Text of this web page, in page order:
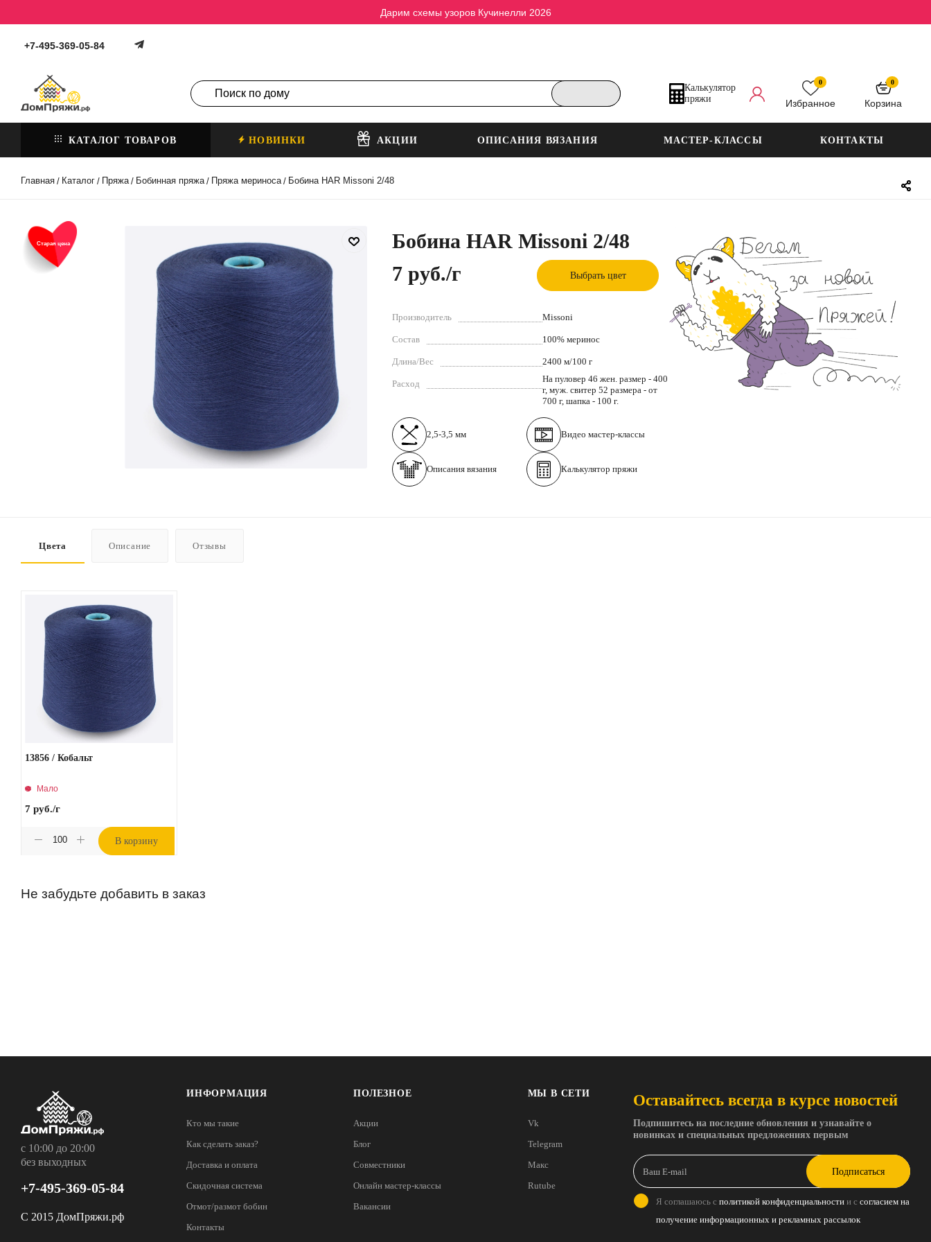
Дарим схемы узоров Кучинелли 2026
+7-495-369-05-84
Калькулятор
пряжи
Избранное
0
Корзина
0
КАТАЛОГ ТОВАРОВ НОВИНКИ АКЦИИ ОПИСАНИЯ ВЯЗАНИЯ МАСТЕР-КЛАССЫ КОНТАКТЫ
Главная / Каталог / Пряжа / Бобинная пряжа / Пряжа мериноса / Бобина HAR Missoni 2/48
Старая цена
Бобина HAR Missoni 2/48
7 руб./г Выбрать цвет
Производитель Missoni
Состав 100% меринос
Длина/Вес 2400 м/100 г
Расход
На пуловер 46 жен. размер - 400
г, муж. свитер 52 размера - от
700 г, шапка - 100 г.
2,5-3,5 мм Видео мастер-классы
Описания вязания Калькулятор пряжи
Цвета Описание Отзывы
13856 / Кобальт
Мало
7 руб./г
В корзину
Не забудьте добавить в заказ
с 10:00 до 20:00
без выходных
+7-495-369-05-84
С 2015 ДомПряжи.рф
ИНФОРМАЦИЯ
Кто мы такие
Как сделать заказ?
Доставка и оплата
Скидочная система
Отмот/размот бобин
Контакты
ПОЛЕЗНОЕ
Акции
Блог
Совместники
Онлайн мастер-классы
Вакансии
МЫ В СЕТИ
Vk
Telegram
Макс
Rutube
Оставайтесь всегда в курсе новостей
Подпишитесь на последние обновления и узнавайте о
новинках и специальных предложениях первым
Подписаться
Я соглашаюсь с политикой конфиденциальности и с согласием на
получение информационных и рекламных рассылок